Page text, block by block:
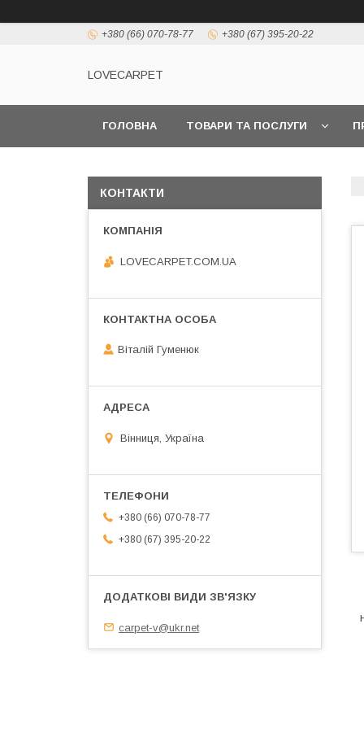
+380 (66) 070-78-77 +380 (67) 395-20-22
LOVECARPET
ГОЛОВНА ТОВАРИ ТА ПОСЛУГИ
КОНТАКТИ
LOVECARPET.COM.UA
Віталій Гуменюк
Вінниця, Україна
+380 (66) 070-78-77
+380 (67) 395-20-22
carpet-v@ukr.net